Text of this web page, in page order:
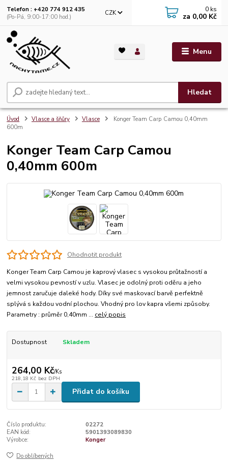
Menu
CZK
Hledat
Telefon : +420 774 912 435
(Po-Pá, 9:00-17:00 hod.)
0 ks
za 0,00 Kč
Úvod Vlasce a šňůry Vlasce
Konger Team Carp Camou 0,40mm
600m
Konger Team Carp Camou
0,40mm 600m
Ohodnotit produkt
Konger Team Carp Camou je kaprový vlasec s vysokou průtažností a
velmi vysokou pevností v uzlu. Vlasec je odolný proti oděru a jeho
jemnost zaručuje daleké hody. Díky své maskovací barvě perfektně
splývá s každou vodní plochou. Vhodný pro lov kapra všemi způsoby.
Parametry : průměr 0,40mm ... celý popis
Dostupnost Skladem
264,00 Kč/Ks
218,18 Kč bez DPH
Přidat do košíku
Číslo produktu:
02272
EAN kód:
5901393089830
Výrobce:
Konger
Do oblíbených